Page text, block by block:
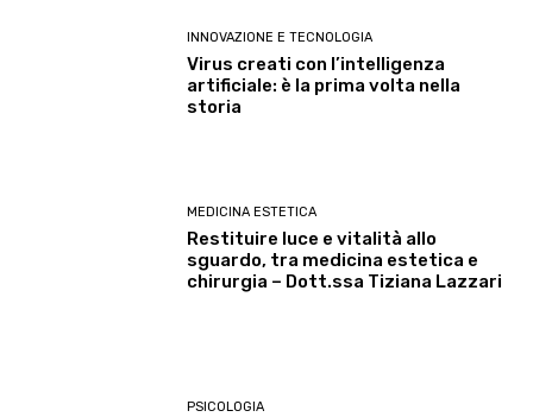
INNOVAZIONE E TECNOLOGIA
Virus creati con l’intelligenza
artificiale: è la prima volta nella
storia
MEDICINA ESTETICA
Restituire luce e vitalità allo
sguardo, tra medicina estetica e
chirurgia – Dott.ssa Tiziana Lazzari
PSICOLOGIA